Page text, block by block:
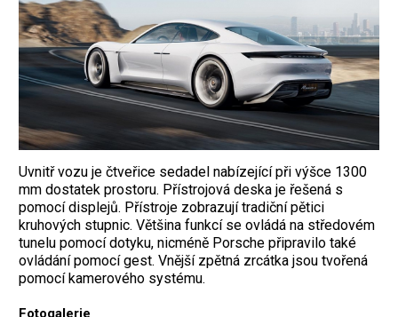
Uvnitř vozu je čtveřice sedadel nabízející při výšce 1300
mm dostatek prostoru. Přístrojová deska je řešená s
pomocí displejů. Přístroje zobrazují tradiční pětici
kruhových stupnic. Většina funkcí se ovládá na středovém
tunelu pomocí dotyku, nicméně Porsche připravilo také
ovládání pomocí gest. Vnější zpětná zrcátka jsou tvořená
pomocí kamerového systému.
Fotogalerie